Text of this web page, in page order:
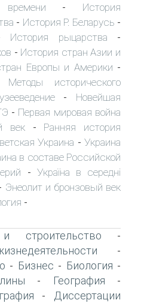
- История
- История Р. Беларусь -
История рыцарства -
- История стран Азии и
Европы и Америки -
Методы исторического
- Новейшая
- Первая мировая война
век - Ранняя история
Украина -Украина
в составе Российской
- Україна в середні
Энеолит и бронзовый век
-
строительство -
-
- Бизнес - Биология -
- География -
-
Диссертации